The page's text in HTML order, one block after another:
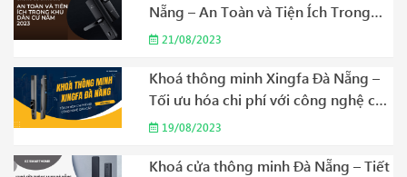
Nẵng – An Toàn và Tiện Ích Trong
Khu Dân Cư Năm 2023
21/08/2023
Khoá thông minh Xingfa Đà Nẵng –
Tối ưu hóa chi phí với công nghệ cao
cấp Năm 2023
19/08/2023
Khoá cửa thông minh Đà Nẵng – Tiết